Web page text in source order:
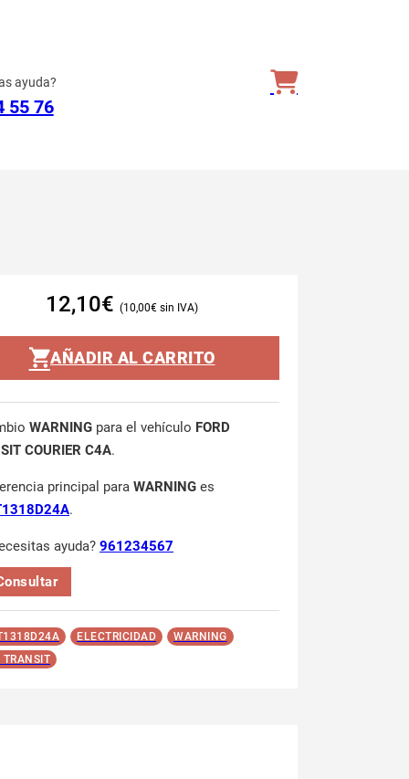
ayuda?
55 76
12,10€ 10,00€
AÑADIR AL CARRITO
WARNING para el vehículo FORD
COURIER C4A.
principal para WARNING es
.
ayuda? 961234567
ELECTRICIDAD
WARNING
TRANSIT